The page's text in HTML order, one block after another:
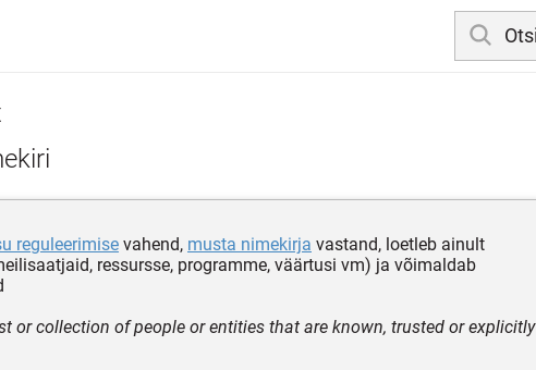
reguleerimise vahend, musta nimekirja vastand, loetleb ainult
ressursse, programme, väärtusi vm) ja võimaldab
or collection of people or entities that are known, trusted or explicitly